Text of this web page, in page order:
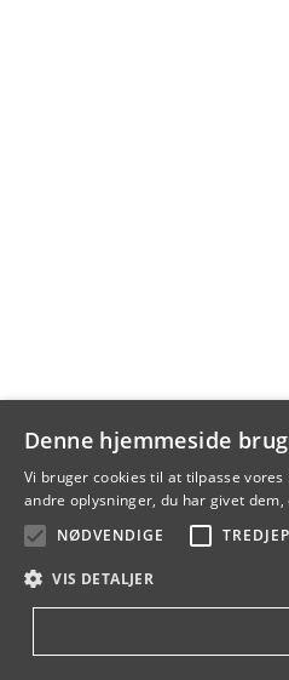
Denne hjemmeside
Vi bruger cookies til at tilpasse
andre oplysninger, du har givet
NØDVENDIGE
VIS DETALJER